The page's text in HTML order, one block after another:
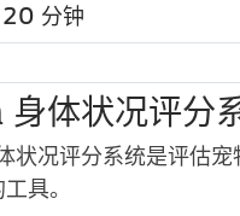
分钟
体状况评分
状况评分系统是评估宠
具。